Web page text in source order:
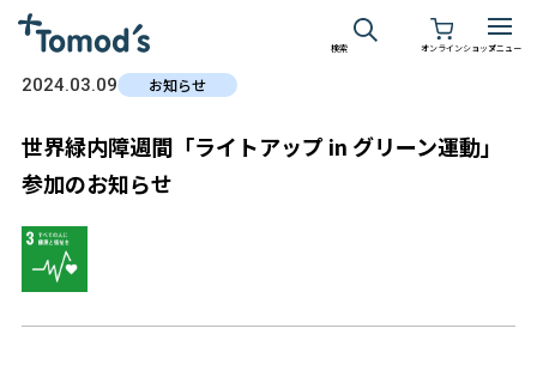
検索 オンラインショップメニュー
2024.03.09 お知らせ
世界緑内障週間「ライトアップ in グリーン運動」
参加のお知らせ